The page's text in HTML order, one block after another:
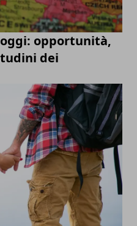
opportunità,
dei